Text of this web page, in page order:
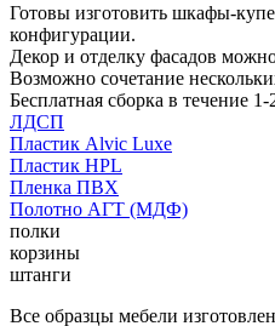
Готовы изготовить шкафы-
конфигурации.
Декор и отделку фасадов
Возможно сочетание
Бесплатная сборка в течение
ЛДСП
Пластик Alvic Luxe
Пластик HPL
Пленка ПВХ
Полотно АГТ (МДФ)
полки
корзины
штанги
Все образцы мебели